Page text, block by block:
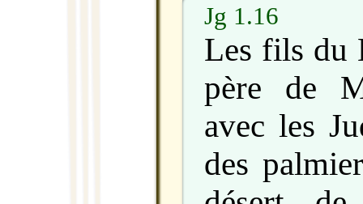
Jg 1.16
Les fils du
père de
avec les
des